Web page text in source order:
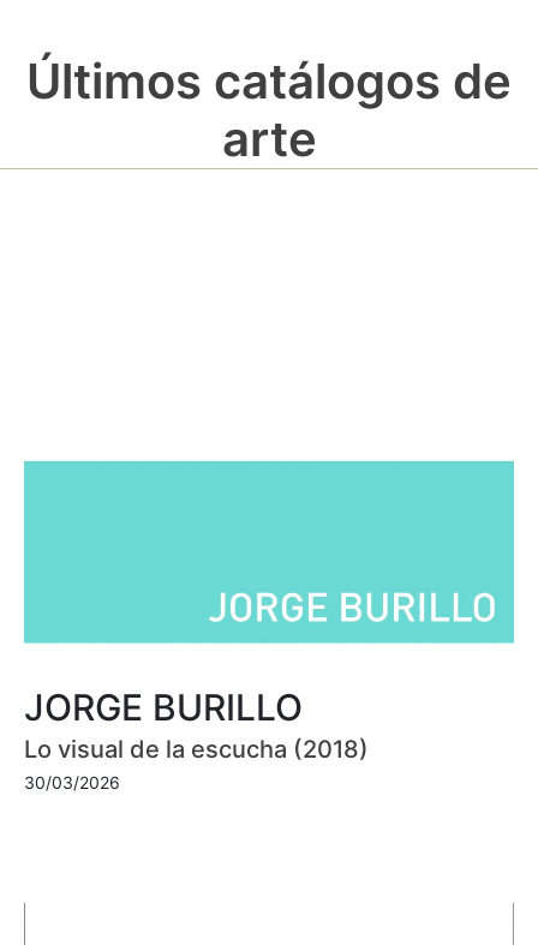
Últimos catálogos de
arte
JORGE BURILLO
Lo visual de la escucha (2018)
30/03/2026